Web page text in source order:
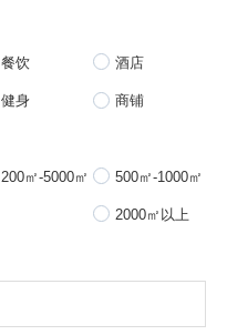
餐饮 酒店
健身 商铺
200㎡-5000㎡ 500㎡-1000㎡
2000㎡以上